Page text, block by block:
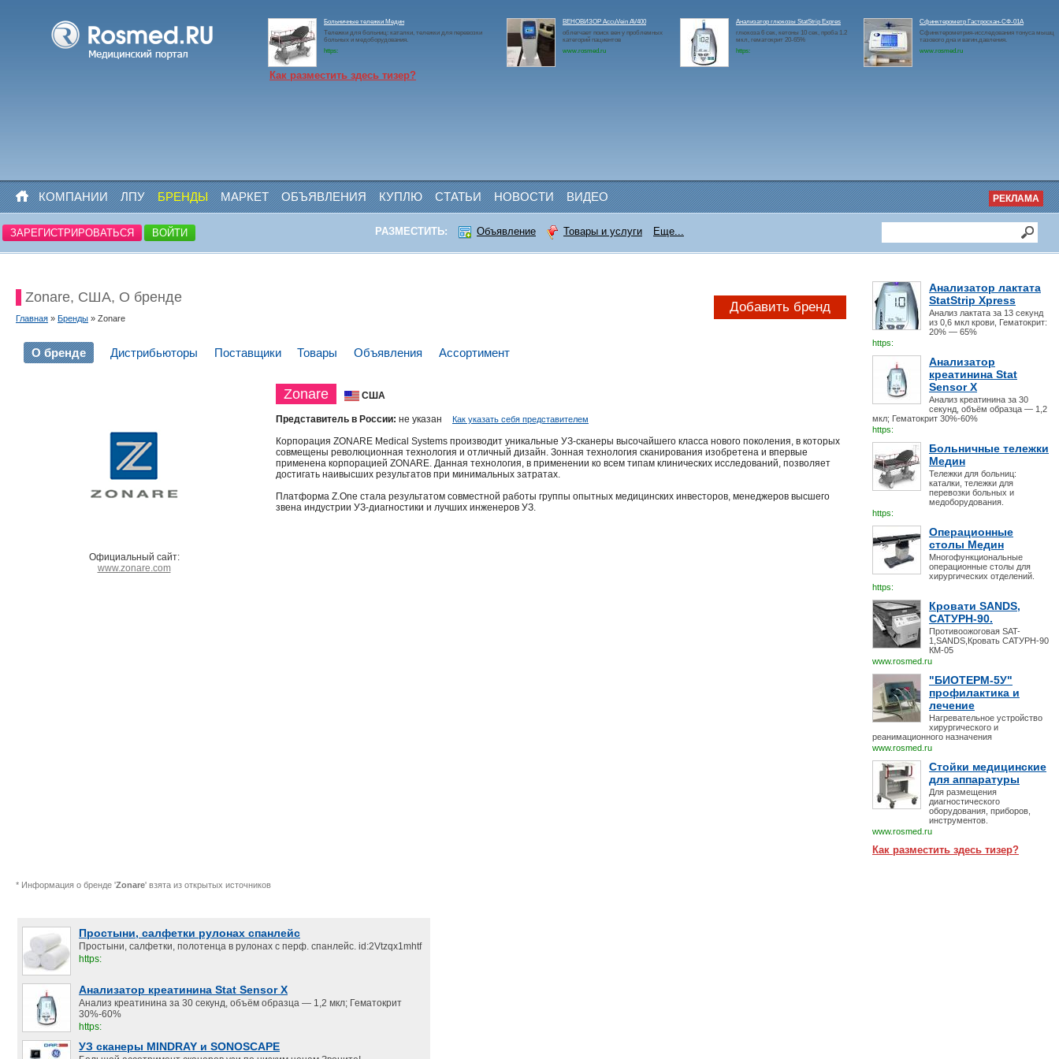
Больничные тележки Медин
Тележки для больниц: каталки, тележки для перевозки
больных и медоборудования.
https:
ВЕНОВИЗОР AccuVein AV400
облегчает поиск вен у проблемных
категорий пациентов
www.rosmed.ru
Анализатор глюкозы StatStrip Expres
глюкоза 6 сек, кетоны 10 сек, проба 1.2
мкл, гематокрит 20-65%
https:
Сфинктерометр Гастроскан-СФ-01А
Сфинктерометрия-исследования тонуса мышц
тазового дна и вагин.давления.
www.rosmed.ru
Как разместить здесь тизер?
КОМПАНИИ ЛПУ БРЕНДЫ МАРКЕТ ОБЪЯВЛЕНИЯ КУПЛЮ СТАТЬИ НОВОСТИ ВИДЕО РЕКЛАМА
ЗАРЕГИСТРИРОВАТЬСЯ ВОЙТИ РАЗМЕСТИТЬ: Объявление Товары и услуги Еще...
Анализатор лактата
StatStrip Xpress
Анализ лактата за 13 секунд
из 0,6 мкл крови, Гематокрит:
20% — 65%
https:
Анализатор
креатинина Stat
Sensor X
Анализ креатинина за 30
секунд, объём образца — 1,2
мкл; Гематокрит 30%-60%
https:
Больничные тележки
Медин
Тележки для больниц:
каталки, тележки для
перевозки больных и
медоборудования.
https:
Операционные
столы Медин
Многофункциональные
операционные столы для
хирургических отделений.
https:
Кровати SANDS,
САТУРН-90.
Противоожоговая SAT-
1,SANDS,Кровать САТУРН-90
КМ-05
www.rosmed.ru
"БИОТЕРМ-5У"
профилактика и
лечение
Нагревательное устройство
хирургического и
реанимационного назначения
www.rosmed.ru
Стойки медицинские
для аппаратуры
Для размещения
диагностического
оборудования, приборов,
инструментов.
www.rosmed.ru
Как разместить здесь тизер?
Zonare, США, О бренде
Главная » Бренды » Zonare
Добавить бренд
О бренде Дистрибьюторы Поставщики Товары Объявления Ассортимент
Официальный сайт:
www.zonare.com
Zonare США
Представитель в России: не указан Как указать себя представителем
Корпорация ZONARE Medical Systems производит уникальные УЗ-сканеры высочайшего класса нового поколения, в которых
совмещены революционная технология и отличный дизайн. Зонная технология сканирования изобретена и впервые
применена корпорацией ZONARE. Данная технология, в применении ко всем типам клинических исследований, позволяет
достигать наивысших результатов при минимальных затратах.
Платформа Z.One стала результатом совместной работы группы опытных медицинских инвесторов, менеджеров высшего
звена индустрии УЗ-диагностики и лучших инженеров УЗ.
* Информация о бренде 'Zonare' взята из открытых источников
Простыни, салфетки рулонах спанлейс
Простыни, салфетки, полотенца в рулонах с перф. спанлейс. id:2Vtzqx1mhtf
https:
Анализатор креатинина Stat Sensor X
Анализ креатинина за 30 секунд, объём образца — 1,2 мкл; Гематокрит
30%-60%
https:
УЗ сканеры MINDRAY и SONOSCAPE